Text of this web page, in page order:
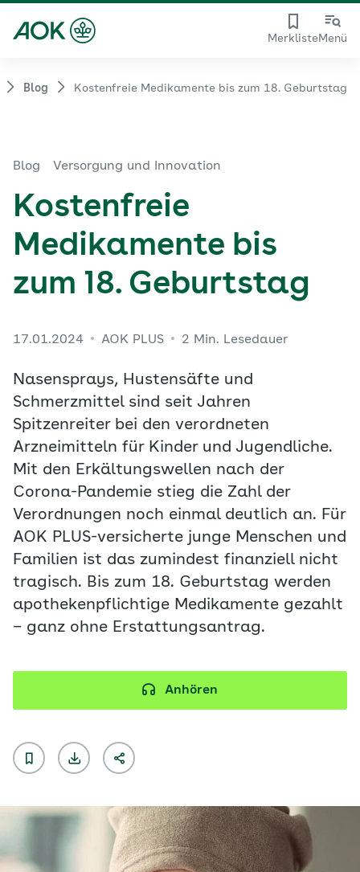
MerklisteMenü
Blog Kostenfreie Medikamente bis zum 18. Geburtstag
Blog Versorgung und Innovation
Kostenfreie
Medikamente bis
zum 18. Geburtstag
17.01.2024 AOK PLUS 2 Min. Lesedauer
Nasensprays, Hustensäfte und
Schmerzmittel sind seit Jahren
Spitzenreiter bei den verordneten
Arzneimitteln für Kinder und Jugendliche.
Mit den Erkältungswellen nach der
Corona-Pandemie stieg die Zahl der
Verordnungen noch einmal deutlich an. Für
AOK PLUS-versicherte junge Menschen und
Familien ist das zumindest finanziell nicht
tragisch. Bis zum 18. Geburtstag werden
apothekenpflichtige Medikamente gezahlt
– ganz ohne Erstattungsantrag.
Anhören